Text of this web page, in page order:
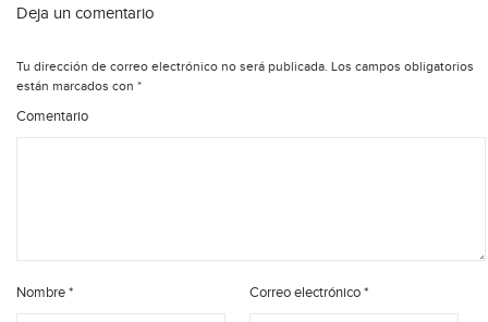
Deja un comentario
Tu dirección de correo electrónico no será publicada. Los campos obligatorios
están marcados con *
Comentario
Nombre* Correo electrónico*